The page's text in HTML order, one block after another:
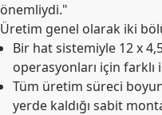
önemliydi."
Üretim genel olarak iki
Bir hat sistemiyle 12 x
operasyonları için farklı
Tüm üretim süreci
yerde kaldığı sabit